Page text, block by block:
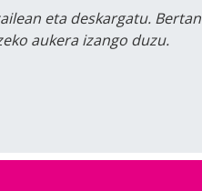
eta deskargatu. Bertan
aukera izango duzu.